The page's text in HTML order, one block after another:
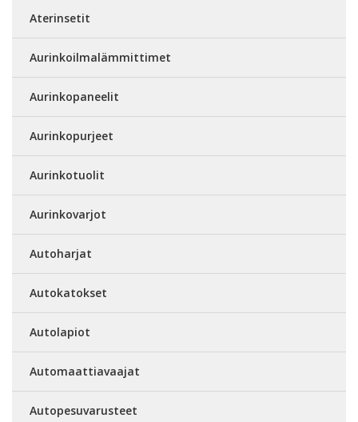
Aterinsetit
Aurinkoilmalämmittimet
Aurinkopaneelit
Aurinkopurjeet
Aurinkotuolit
Aurinkovarjot
Autoharjat
Autokatokset
Autolapiot
Automaattiavaajat
Autopesuvarusteet